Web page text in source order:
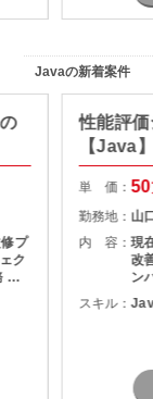
Javaの新着案件
プ
ク
性能評
【Java】
単 価：50
勤務地： 山
内 容：現
改
ンバ
て
す
スキル：